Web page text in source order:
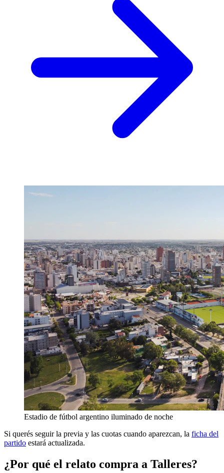
Estadio de fútbol argentino iluminado de noche
Si querés seguir la previa y las cuotas cuando aparezcan, la ficha del
partido estará actualizada.
¿Por qué el relato compra a Talleres?